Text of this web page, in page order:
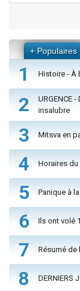
+ Populaires
1 Histoire - À
2
URGENCE
insalubre
3 Mitsva en
4 Horaires du
5 Panique à
6 Ils ont volé
7 Résumé de
8 DERNIERS